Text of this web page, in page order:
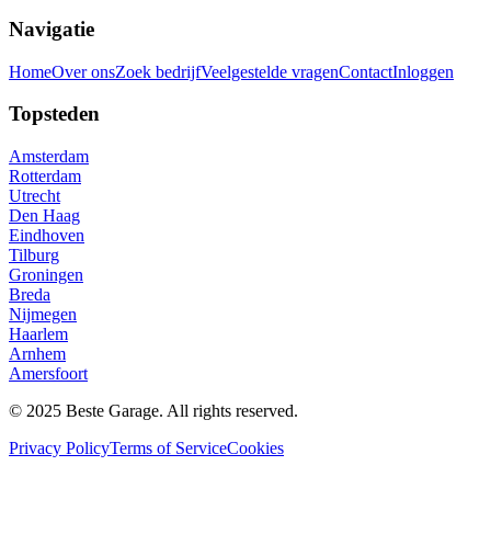
Navigatie
HomeOver onsZoek bedrijfVeelgestelde vragenContactInloggen
Topsteden
Amsterdam
Rotterdam
Utrecht
Den Haag
Eindhoven
Tilburg
Groningen
Breda
Nijmegen
Haarlem
Arnhem
Amersfoort
© 2025 Beste Garage. All rights reserved.
Privacy PolicyTerms of ServiceCookies